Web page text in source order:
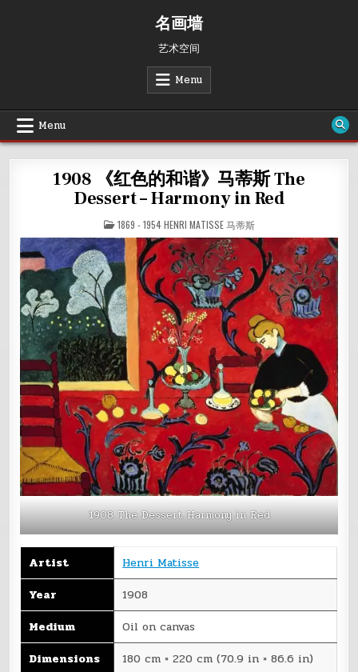
名画墙
艺术空间
Menu
Menu
1908 《红色的和谐》马蒂斯 The
Dessert – Harmony in Red
POSTED
IN
1869 - 1954 HENRI MATISSE 马蒂斯
1908 The Dessert Harmony in Red
Artist
Henri Matisse
Year
1908
Medium
Oil on canvas
Dimensions
180 cm × 220 cm (70.9 in × 86.6 in)